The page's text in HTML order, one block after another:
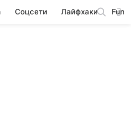
Соцсети Лайфхаки Fun